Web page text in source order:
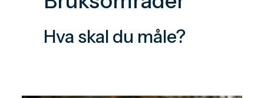
Hva skal du måle?